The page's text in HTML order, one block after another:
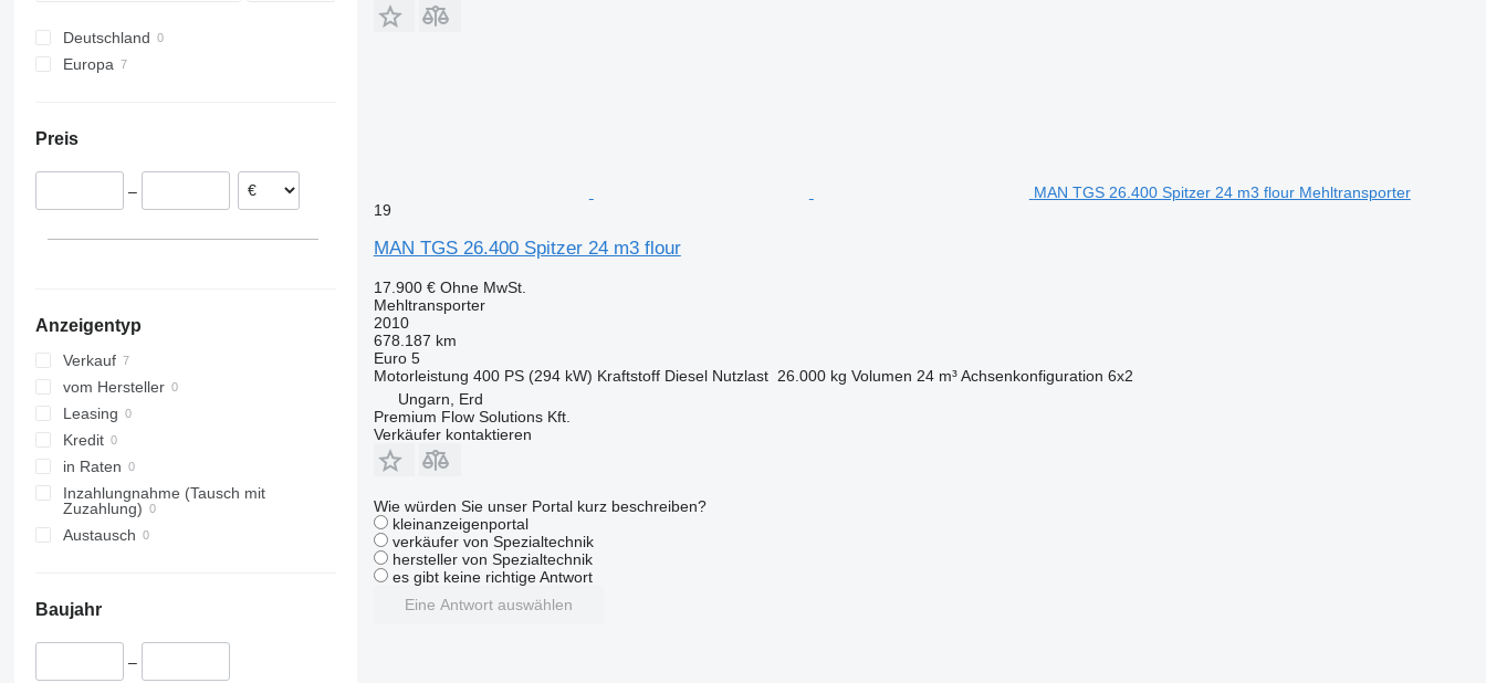
Deutschland
Europa
Italien
Spanien
Preis
–
Anzeigentyp
Verkauf
vom Hersteller
Leasing
Kredit
in Raten
Inzahlungnahme (Tausch mit
Zuzahlung)
Austausch
Baujahr
–
MAN TGS 26.400 Spitzer 24 m3 flour Mehltransporter
19
MAN TGS 26.400 Spitzer 24 m3 flour
17.900 € Ohne MwSt.
Mehltransporter
2010
678.187 km
Euro 5
Motorleistung 400 PS (294 kW) Kraftstoff Diesel Nutzlast 26.000 kg Volumen 24 m³ Achsenkonfiguration 6x2
Ungarn, Erd
Premium Flow Solutions Kft.
Verkäufer kontaktieren
Wie würden Sie unser Portal kurz beschreiben?
kleinanzeigenportal
verkäufer von Spezialtechnik
hersteller von Spezialtechnik
es gibt keine richtige Antwort
Eine Antwort auswählen